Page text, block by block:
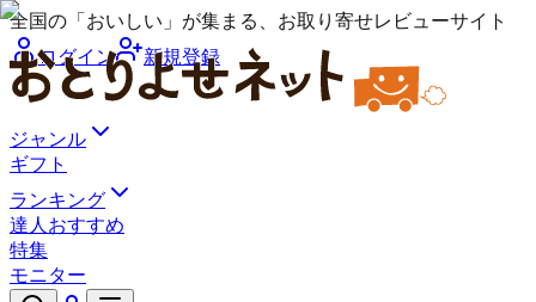
全国の「おいしい」が集まる、お取り寄せレビューサイト
ログイン
新規登録
ジャンル
ギフト
ランキング
達人おすすめ
特集
モニター